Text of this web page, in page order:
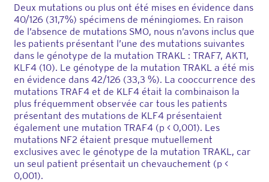
Deux mutations ou plus ont été mises en évidence dans
40/126 (31,7%) spécimens de méningiomes. En raison
de l’absence de mutations SMO, nous n’avons inclus que
les patients présentant l’une des mutations suivantes
dans le génotype de la mutation TRAKL : TRAF7, AKT1,
KLF4 (10). Le génotype de la mutation TRAKL a été mis
en évidence dans 42/126 (33,3 %). La cooccurrence des
mutations TRAF4 et de KLF4 était la combinaison la
plus fréquemment observée car tous les patients
présentant des mutations de KLF4 présentaient
également une mutation TRAF4 (p < 0,001). Les
mutations NF2 étaient presque mutuellement
exclusives avec le génotype de la mutation TRAKL, car
un seul patient présentait un chevauchement (p <
0,001).